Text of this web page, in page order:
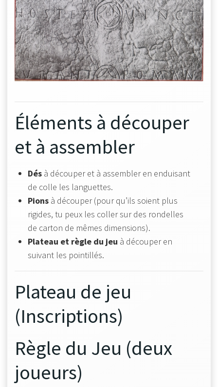
Éléments à découper
et à assembler
Dés à découper et à assembler en enduisant
de colle les languettes.
Pions à découper (pour qu’ils soient plus
rigides, tu peux les coller sur des rondelles
de carton de mêmes dimensions).
Plateau et règle du jeu à découper en
suivant les pointillés.
Plateau de jeu
(Inscriptions)
Règle du Jeu (deux
joueurs)